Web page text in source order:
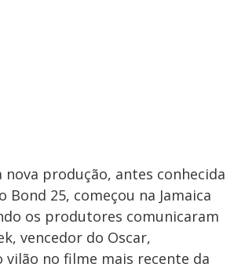
nova produção, antes conhecida
Bond 25, começou na Jamaica
os produtores comunicaram
vencedor do Oscar,
no filme mais recente da